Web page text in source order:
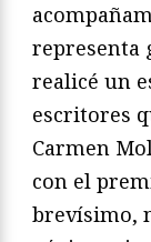
representa
realicé un
escritores
Carmen
con el
brevísimo,